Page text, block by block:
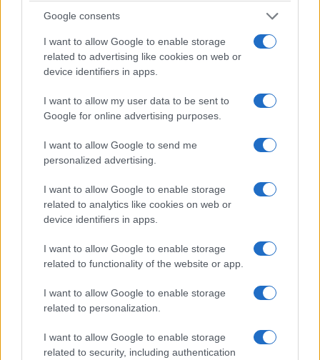
Google consents
I want to allow Google to enable storage
related to advertising like cookies on web or
device identifiers in apps.
I want to allow my user data to be sent to
Google for online advertising purposes.
I want to allow Google to send me
personalized advertising.
I want to allow Google to enable storage
related to analytics like cookies on web or
device identifiers in apps.
I want to allow Google to enable storage
related to functionality of the website or app.
I want to allow Google to enable storage
related to personalization.
I want to allow Google to enable storage
related to security, including authentication